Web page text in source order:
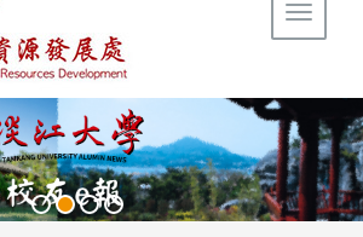
Toggle